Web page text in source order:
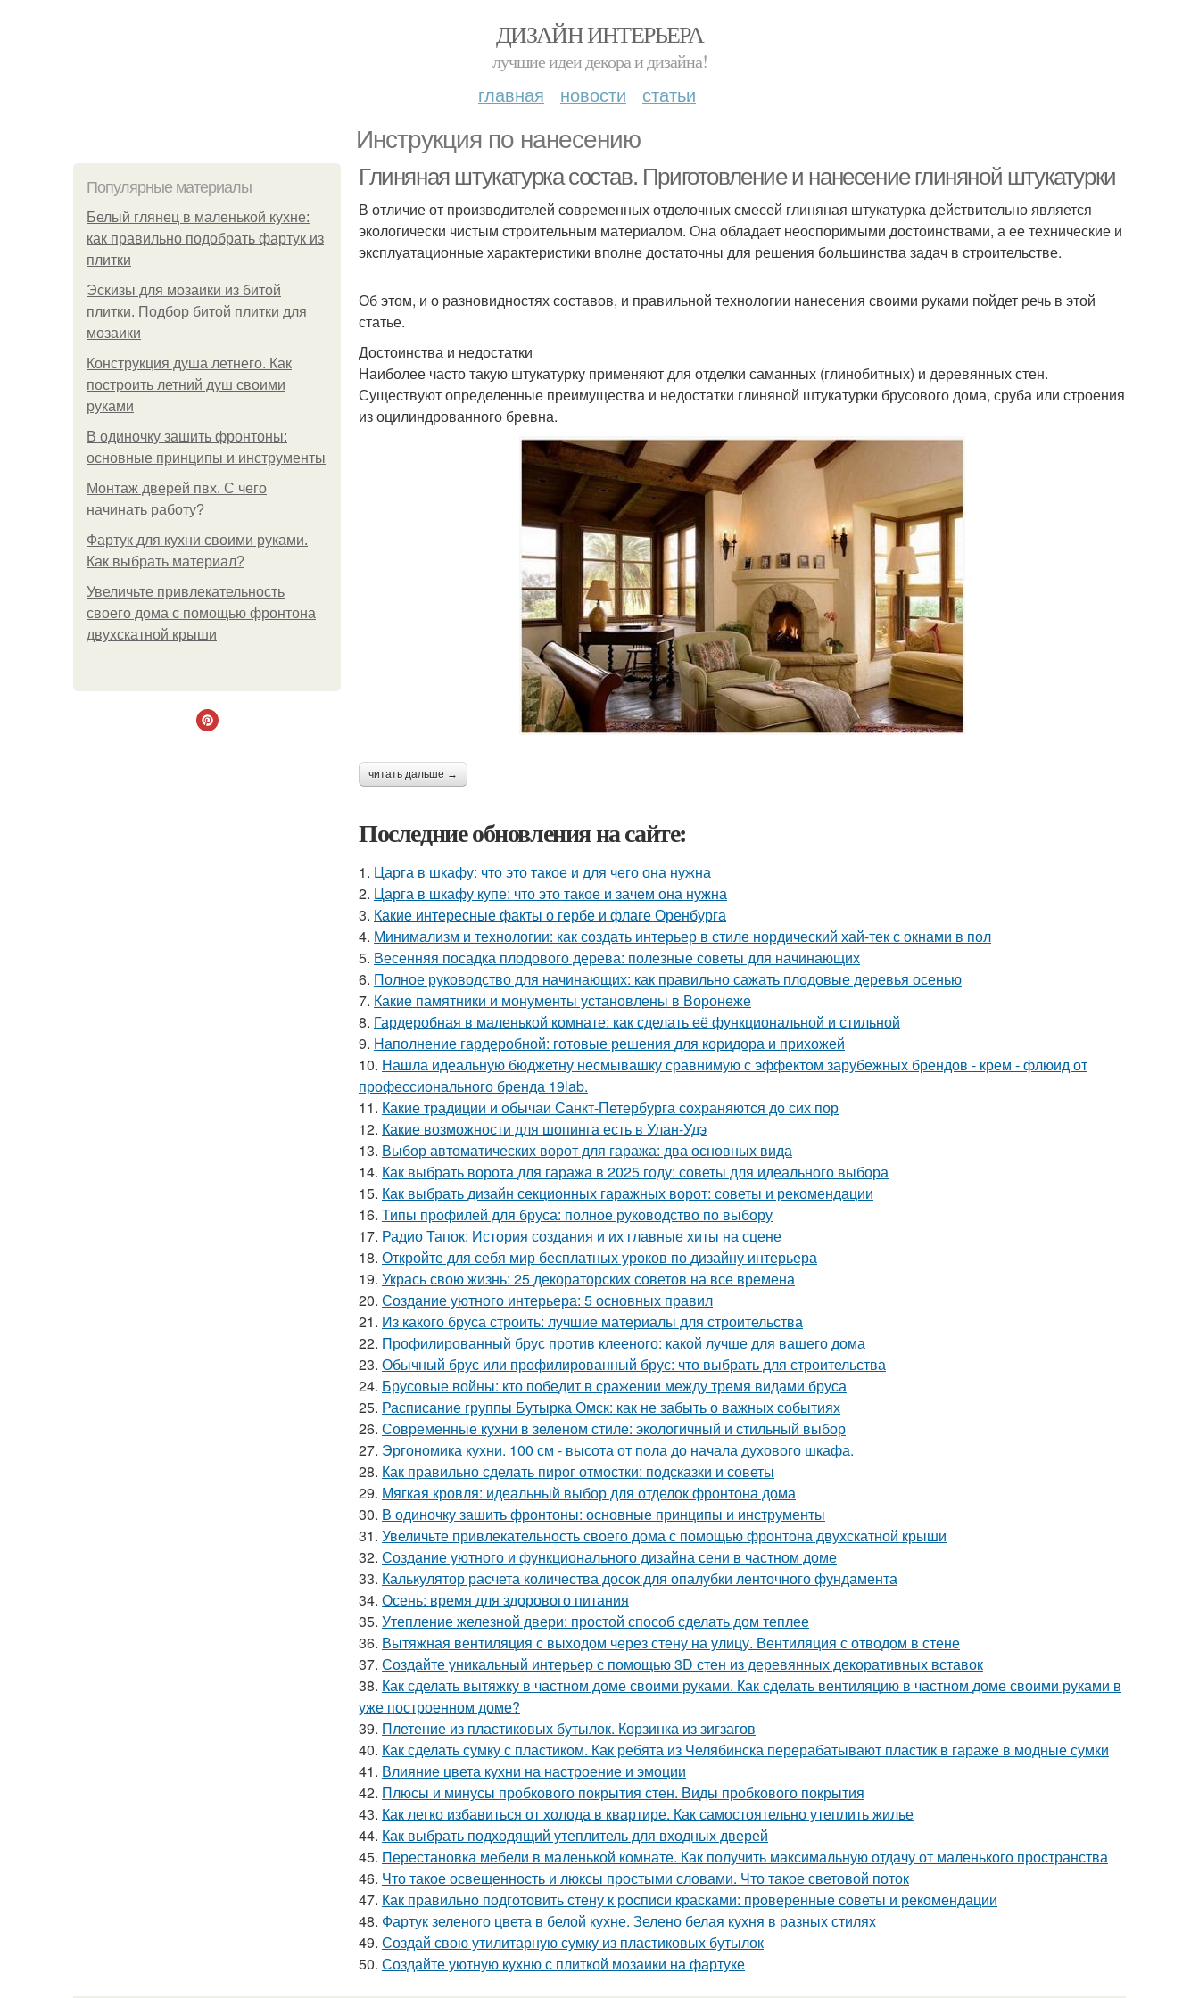
ДИЗАЙН ИНТЕРЬЕРА
лучшие идеи декора и дизайна!
главная новости статьи
Инструкция по нанесению
Популярные материалы
Белый глянец в маленькой кухне:
как правильно подобрать фартук из
плитки
Эскизы для мозаики из битой
плитки. Подбор битой плитки для
мозаики
Конструкция душа летнего. Как
построить летний душ своими
руками
В одиночку зашить фронтоны:
основные принципы и инструменты
Монтаж дверей пвх. С чего
начинать работу?
Фартук для кухни своими руками.
Как выбрать материал?
Увеличьте привлекательность
своего дома с помощью фронтона
двухскатной крыши
Глиняная штукатурка состав. Приготовление и нанесение глиняной штукатурки
В отличие от производителей современных отделочных смесей глиняная штукатурка действительно является
экологически чистым строительным материалом. Она обладает неоспоримыми достоинствами, а ее технические и
эксплуатационные характеристики вполне достаточны для решения большинства задач в строительстве.
Об этом, и о разновидностях составов, и правильной технологии нанесения своими руками пойдет речь в этой
статье.
Достоинства и недостатки
Наиболее часто такую штукатурку применяют для отделки саманных (глинобитных) и деревянных стен.
Существуют определенные преимущества и недостатки глиняной штукатурки брусового дома, сруба или строения
из оцилиндрованного бревна.
читать дальше →
Последние обновления на сайте:
1. Царга в шкафу: что это такое и для чего она нужна
2. Царга в шкафу купе: что это такое и зачем она нужна
3. Какие интересные факты о гербе и флаге Оренбурга
4. Минимализм и технологии: как создать интерьер в стиле нордический хай-тек с окнами в пол
5. Весенняя посадка плодового дерева: полезные советы для начинающих
6. Полное руководство для начинающих: как правильно сажать плодовые деревья осенью
7. Какие памятники и монументы установлены в Воронеже
8. Гардеробная в маленькой комнате: как сделать её функциональной и стильной
9. Наполнение гардеробной: готовые решения для коридора и прихожей
10. Нашла идеальную бюджетну несмывашку сравнимую с эффектом зарубежных брендов - крем - флюид от
профессионального бренда 19lab.
11. Какие традиции и обычаи Санкт-Петербурга сохраняются до сих пор
12. Какие возможности для шопинга есть в Улан-Удэ
13. Выбор автоматических ворот для гаража: два основных вида
14. Как выбрать ворота для гаража в 2025 году: советы для идеального выбора
15. Как выбрать дизайн секционных гаражных ворот: советы и рекомендации
16. Типы профилей для бруса: полное руководство по выбору
17. Радио Тапок: История создания и их главные хиты на сцене
18. Откройте для себя мир бесплатных уроков по дизайну интерьера
19. Укрась свою жизнь: 25 декораторских советов на все времена
20. Создание уютного интерьера: 5 основных правил
21. Из какого бруса строить: лучшие материалы для строительства
22. Профилированный брус против клееного: какой лучше для вашего дома
23. Обычный брус или профилированный брус: что выбрать для строительства
24. Брусовые войны: кто победит в сражении между тремя видами бруса
25. Расписание группы Бутырка Омск: как не забыть о важных событиях
26. Современные кухни в зеленом стиле: экологичный и стильный выбор
27. Эргономика кухни. 100 см - высота от пола до начала духового шкафа.
28. Как правильно сделать пирог отмостки: подсказки и советы
29. Мягкая кровля: идеальный выбор для отделок фронтона дома
30. В одиночку зашить фронтоны: основные принципы и инструменты
31. Увеличьте привлекательность своего дома с помощью фронтона двухскатной крыши
32. Создание уютного и функционального дизайна сени в частном доме
33. Калькулятор расчета количества досок для опалубки ленточного фундамента
34. Осень: время для здорового питания
35. Утепление железной двери: простой способ сделать дом теплее
36. Вытяжная вентиляция с выходом через стену на улицу. Вентиляция с отводом в стене
37. Создайте уникальный интерьер с помощью 3D стен из деревянных декоративных вставок
38. Как сделать вытяжку в частном доме своими руками. Как сделать вентиляцию в частном доме своими руками в
уже построенном доме?
39. Плетение из пластиковых бутылок. Корзинка из зигзагов
40. Как сделать сумку с пластиком. Как ребята из Челябинска перерабатывают пластик в гараже в модные сумки
41. Влияние цвета кухни на настроение и эмоции
42. Плюсы и минусы пробкового покрытия стен. Виды пробкового покрытия
43. Как легко избавиться от холода в квартире. Как самостоятельно утеплить жилье
44. Как выбрать подходящий утеплитель для входных дверей
45. Перестановка мебели в маленькой комнате. Как получить максимальную отдачу от маленького пространства
46. Что такое освещенность и люксы простыми словами. Что такое световой поток
47. Как правильно подготовить стену к росписи красками: проверенные советы и рекомендации
48. Фартук зеленого цвета в белой кухне. Зелено белая кухня в разных стилях
49. Создай свою утилитарную сумку из пластиковых бутылок
50. Создайте уютную кухню с плиткой мозаики на фартуке